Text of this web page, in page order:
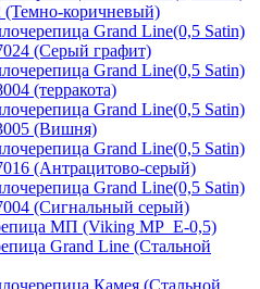
(Темно-коричневый)
Grand Line(0,5 Satin)
(Серый графит)
Grand Line(0,5 Satin)
(терракота)
Grand Line(0,5 Satin)
(Вишня)
Grand Line(0,5 Satin)
(Антрацитово-серый)
Grand Line(0,5 Satin)
(Сигнальный серый)
МП (Viking MP_E-0,5)
Grand Line (Стальной
Камея (Стальной